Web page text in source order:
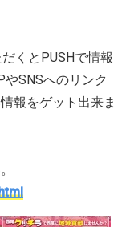
くとPUSHで情報
SNSへのリンク
報をゲット出来ま